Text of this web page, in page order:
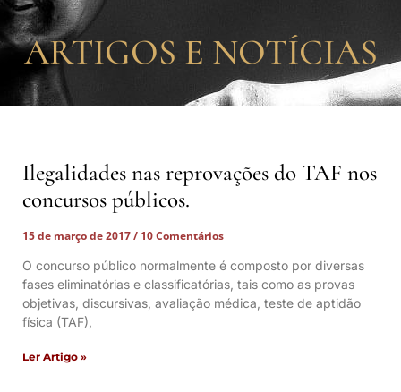
ARTIGOS E NOTÍCIAS
Ilegalidades nas reprovações do TAF nos
concursos públicos.
15 de março de 2017
10 Comentários
O concurso público normalmente é composto por diversas
fases eliminatórias e classificatórias, tais como as provas
objetivas, discursivas, avaliação médica, teste de aptidão
física (TAF),
Ler Artigo »